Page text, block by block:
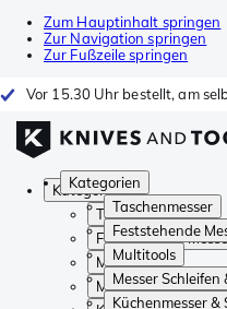
Zum Hauptinhalt springen
Zur Navigation springen
Zur Fußzeile springen
Vor 15.30 Uhr bestellt, am
Kategorien
Taschenmesser
Feststehende
Multitools
Messer Schleifen
Küchenmesser &
Kategorien
Taschenmesser
Feststehende
Multitools
Messer Schleifen &